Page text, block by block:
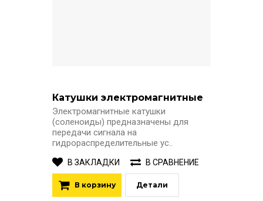
Катушки электромагнитные
Электромагнитные катушки
(соленоиды) предназначены для
передачи сигнала на
гидрораспределительные ус..
В ЗАКЛАДКИ В СРАВНЕНИЕ
В корзину Детали